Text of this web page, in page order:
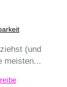
(und
meisten...